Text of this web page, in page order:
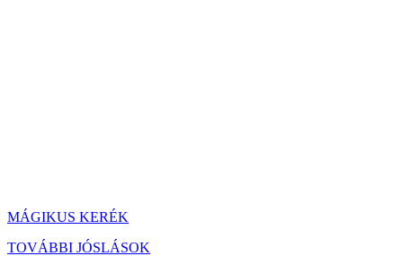
MÁGIKUS KERÉK
TOVÁBBI JÓSLÁSOK